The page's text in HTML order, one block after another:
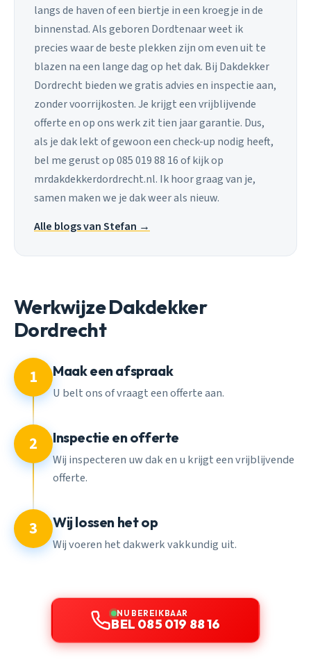
langs de haven of een biertje in een kroegje in de
binnenstad. Als geboren Dordtenaar weet ik
precies waar de beste plekken zijn om even uit te
blazen na een lange dag op het dak. Bij Dakdekker
Dordrecht bieden we gratis advies en inspectie aan,
zonder voorrijkosten. Je krijgt een vrijblijvende
offerte en op ons werk zit tien jaar garantie. Dus,
als je dak lekt of gewoon een check-up nodig heeft,
bel me gerust op 085 019 88 16 of kijk op
mrdakdekkerdordrecht.nl. Ik hoor graag van je,
samen maken we je dak weer als nieuw.
Alle blogs van Stefan →
Werkwijze Dakdekker
Dordrecht
1 Maak een afspraak
U belt ons of vraagt een offerte aan.
2 Inspectie en offerte
Wij inspecteren uw dak en u krijgt een vrijblijvende
offerte.
3 Wij lossen het op
Wij voeren het dakwerk vakkundig uit.
NU BEREIKBAAR
BEL 085 019 88 16